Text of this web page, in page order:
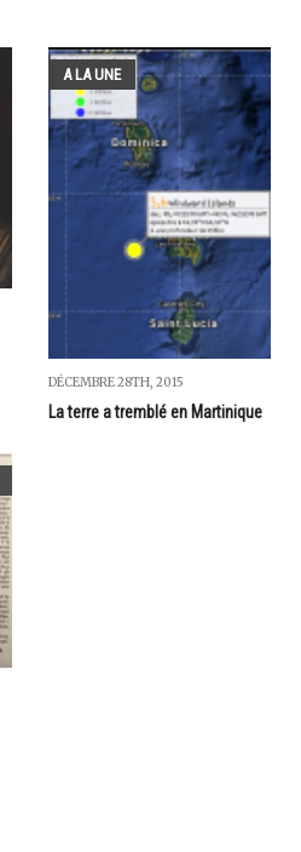
A LA UNE
DÉCEMBRE 28TH, 2015
La terre a tremblé en Martinique